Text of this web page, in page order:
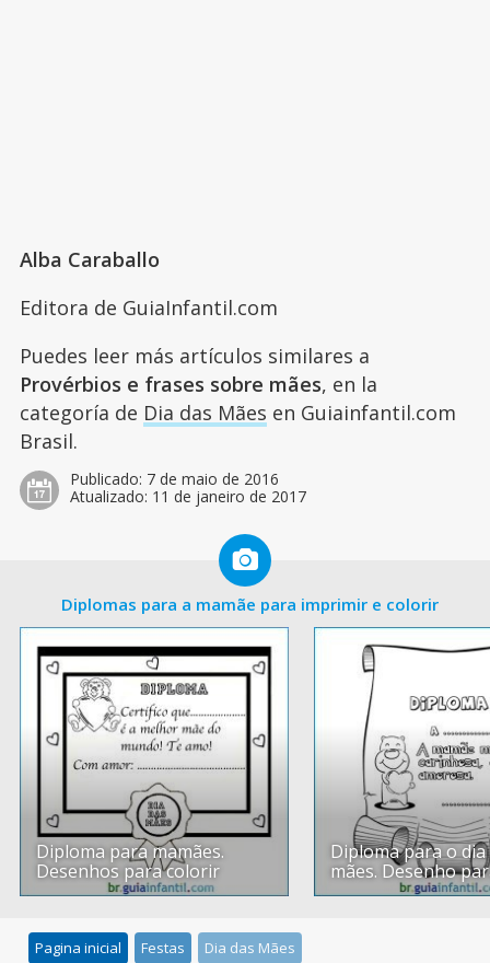
Alba Caraballo
Editora de GuiaInfantil.com
Puedes leer más artículos similares a
Provérbios e frases sobre mães, en la
categoría de Dia das Mães en Guiainfantil.com
Brasil.
Publicado: 7 de maio de 2016
Atualizado: 11 de janeiro de 2017
Diplomas para a mamãe para imprimir e colorir
Diploma para mamães.
Desenhos para colorir
Diploma para o dia
mães. Desenho
Pagina inicial Festas Dia das Mães